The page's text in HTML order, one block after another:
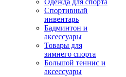
Одежда для спорта
Спортивный
инвентарь
Бадминтон и
аксессуары
Товары для
зимнего спорта
Большой теннис и
аксессуары